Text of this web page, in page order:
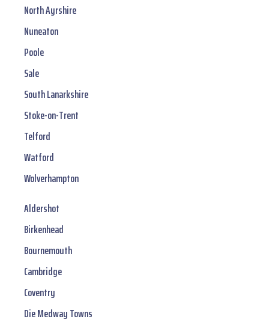
North Ayrshire
Nuneaton
Poole
Sale
South Lanarkshire
Stoke-on-Trent
Telford
Watford
Wolverhampton
Aldershot
Birkenhead
Bournemouth
Cambridge
Coventry
Die Medway Towns